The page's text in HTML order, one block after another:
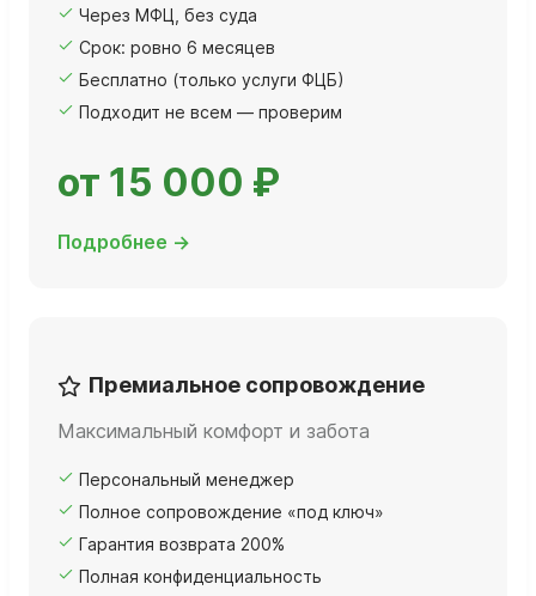
Через МФЦ, без суда
Срок: ровно 6 месяцев
Бесплатно (только услуги ФЦБ)
Подходит не всем — проверим
от 15 000 ₽
Подробнее →
Премиальное сопровождение
Максимальный комфорт и забота
Персональный менеджер
Полное сопровождение «под ключ»
Гарантия возврата 200%
Полная конфиденциальность